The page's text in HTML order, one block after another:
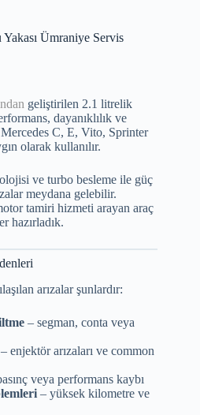
Ümraniye Servis
geliştirilen 2.1 litrelik
dayanıklılık ve
C, E, Vito, Sprinter
olarak kullanılır.
ve turbo besleme ile güç
meydana gelebilir.
tamiri hizmeti arayan araç
hazırladık.
arızalar şunlardır:
– segman, conta veya
– enjektör arızaları ve common
veya performans kaybı
– yüksek kilometre ve